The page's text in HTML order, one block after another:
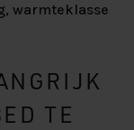
warmteklasse
TE